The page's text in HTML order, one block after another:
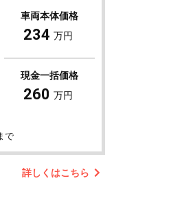
車両本体価格
234 万円
現金一括価格
260 万円
で
詳しくはこちら